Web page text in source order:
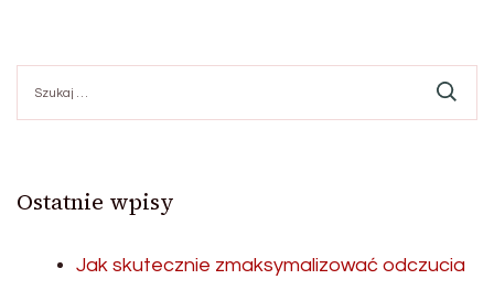
Ostatnie wpisy
Jak skutecznie zmaksymalizować odczucia